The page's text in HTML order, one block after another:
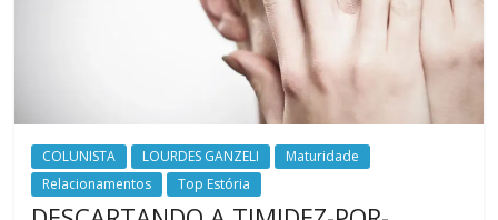
COLUNISTA LOURDES GANZELI
Maturidade
Relacionamentos
Top Estória